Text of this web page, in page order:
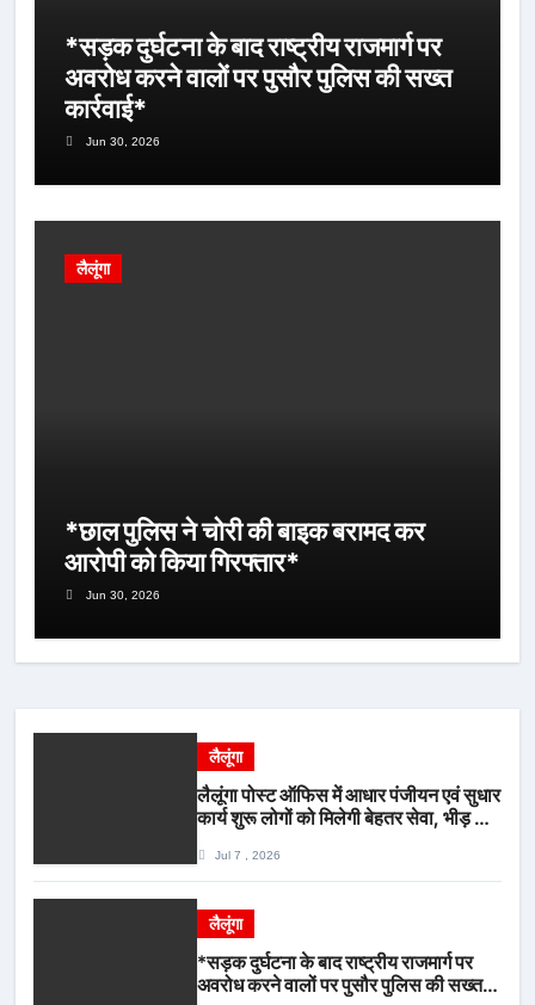
*सड़क दुर्घटना के बाद राष्ट्रीय राजमार्ग पर
अवरोध करने वालों पर पुसौर पुलिस की सख्त
कार्रवाई*
Jun 30, 2026
लैलूंगा
*छाल पुलिस ने चोरी की बाइक बरामद कर
आरोपी को किया गिरफ्तार*
Jun 30, 2026
लैलूंगा
लैलूंगा पोस्ट ऑफिस में आधार पंजीयन एवं सुधार
कार्य शुरू लोगों को मिलेगी बेहतर सेवा, भीड़ से
Jul 7 , 2026
लैलूंगा
*सड़क दुर्घटना के बाद राष्ट्रीय राजमार्ग पर
अवरोध करने वालों पर पुसौर पुलिस की सख्त